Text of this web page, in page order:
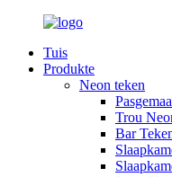
Tuis
Produkte
Neon teken
Trou
Bar